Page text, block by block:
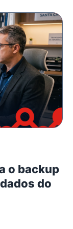
o backup
do